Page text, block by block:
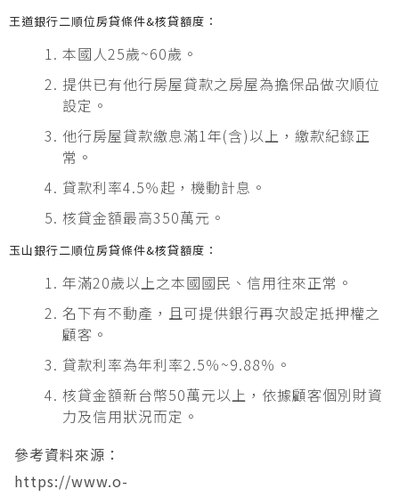
王道銀行二順位房貸條件&核貸額度：
本國人25歲~60歲。
提供已有他行房屋貸款之房屋為擔保品做次順位
設定。
他行房屋貸款繳息滿1年(含)以上，繳款紀錄正
常。
貸款利率4.5％起，機動計息。
核貸金額最高350萬元。
玉山銀行二順位房貸條件&核貸額度：
年滿20歲以上之本國國民、信用往來正常。
名下有不動產，且可提供銀行再次設定抵押權之
顧客。
貸款利率為年利率2.5％~9.88％。
核貸金額新台幣50萬元以上，依據顧客個別財資
力及信用狀況而定。
參考資料來源：
https://www.o-